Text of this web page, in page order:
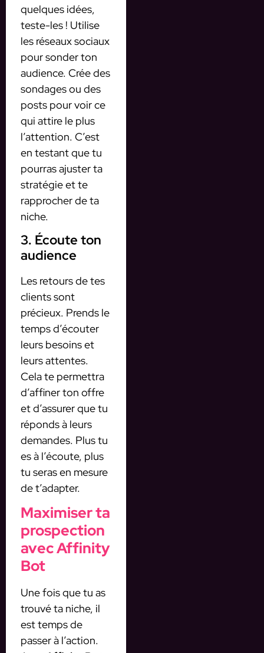
quelques idées,
teste-les ! Utilise
les réseaux sociaux
pour sonder ton
audience. Crée des
sondages ou des
posts pour voir ce
qui attire le plus
l’attention. C’est
en testant que tu
pourras ajuster ta
stratégie et te
rapprocher de ta
niche.
3. Écoute ton
audience
Les retours de tes
clients sont
précieux. Prends le
temps d’écouter
leurs besoins et
leurs attentes.
Cela te permettra
d’affiner ton offre
et d’assurer que tu
réponds à leurs
demandes. Plus tu
es à l’écoute, plus
tu seras en mesure
de t’adapter.
Maximiser ta
prospection
avec Affinity
Bot
Une fois que tu as
trouvé ta niche, il
est temps de
passer à l’action.